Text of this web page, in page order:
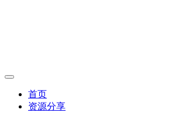
首页
资源分享